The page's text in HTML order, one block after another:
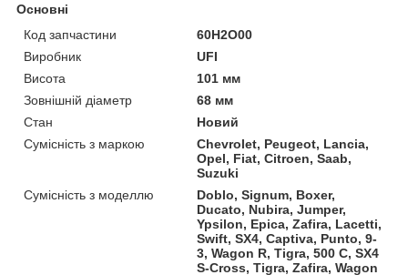
Основні
Код запчастини
60H2O00
Виробник
UFI
Висота
101 мм
Зовнішній діаметр
68 мм
Стан
Новий
Сумісність з маркою
Chevrolet, Peugeot, Lancia,
Opel, Fiat, Citroen, Saab,
Suzuki
Сумісність з моделлю
Doblo, Signum, Boxer,
Ducato, Nubira, Jumper,
Ypsilon, Epica, Zafira, Lacetti,
Swift, SX4, Captiva, Punto, 9-
3, Wagon R, Tigra, 500 C, SX4
S-Cross, Tigra, Zafira, Wagon